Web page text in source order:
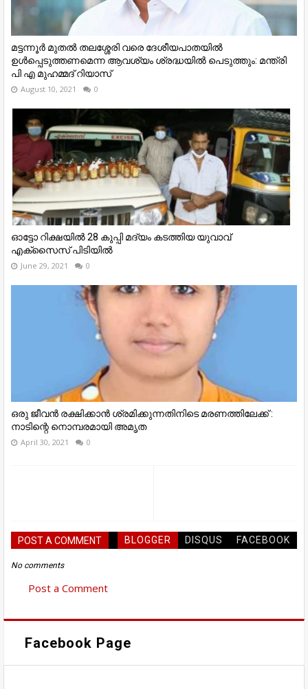
മട്ടന്നൂര്‍ മുതല്‍ തലശ്ശേരി വരെ ദേശീയപാതയില്‍
ഉള്‍പ്പെടുത്തണമെന്ന ആവശ്യം ശ്രദ്ധയിൽ പെടുത്തും: മന്ത്രി
പി എ മുഹമ്മദ് റിയാസ്
August 10, 2021 0
ഓട്ടോ റിക്ഷയിൽ 28 കുപ്പി മദ്യം കടത്തിയ യുവാവ്
എക്സൈസ് പിടിയിൽ
June 29, 2021 0
ഒരു ജീവൻ രക്ഷിക്കാൻ ശ്രമിക്കുന്നതിനിടെ മരണത്തിലേക്ക് :
നാടിന്റെ നൊമ്പരമായി അമൃത
April 30, 2021 0
POST A COMMENT BLOGGER DISQUS FACEBOOK
No comments
Post a Comment
Facebook Page